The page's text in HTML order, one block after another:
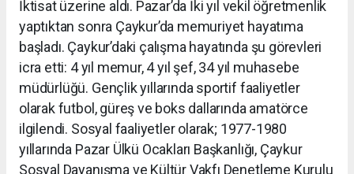
İktisat üzerine aldı. Pazar’da İki yıl vekil öğretmenlik
yaptıktan sonra Çaykur’da memuriyet hayatıma
başladı. Çaykur’daki çalışma hayatında şu görevleri
icra etti: 4 yıl memur, 4 yıl şef, 34 yıl muhasebe
müdürlüğü. Gençlik yıllarında sportif faaliyetler
olarak futbol, güreş ve boks dallarında amatörce
ilgilendi. Sosyal faaliyetler olarak; 1977-1980
yıllarında Pazar Ülkü Ocakları Başkanlığı, Çaykur
Sosyal Dayanışma ve Kültür Vakfı Denetleme Kurulu